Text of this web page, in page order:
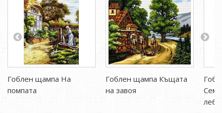
Гоблен щампа На
помпата
Гоблен щампа Къщата
на завоя